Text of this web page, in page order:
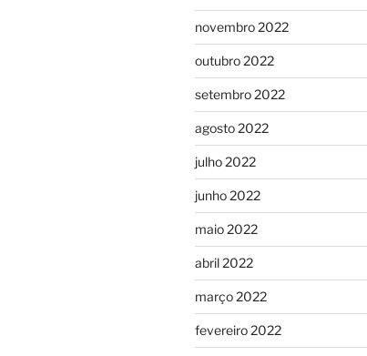
novembro 2022
outubro 2022
setembro 2022
agosto 2022
julho 2022
junho 2022
maio 2022
abril 2022
março 2022
fevereiro 2022